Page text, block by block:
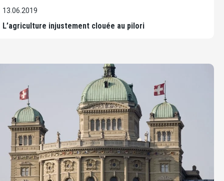
13.06.2019
L’agriculture injustement clouée au pilori